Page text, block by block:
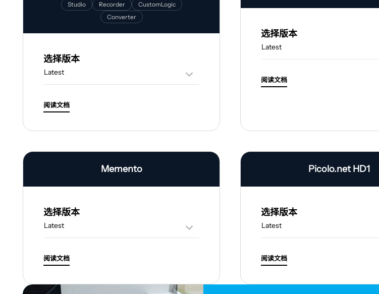
Studio
Recorder
CustomLogic
Converter
选择版本
阅读文档
选择版本
阅读文档
Memento
选择版本
阅读文档
Picolo.net HD1
选择版本
阅读文档